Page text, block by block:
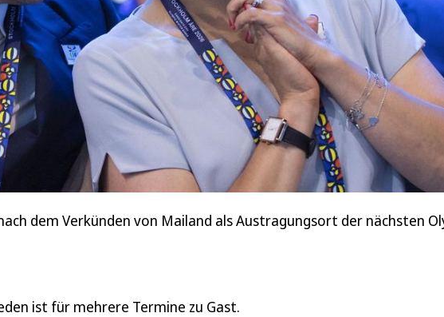
dem Verkünden von Mailand als Austragungsort der nächsten
ist für mehrere Termine zu Gast.